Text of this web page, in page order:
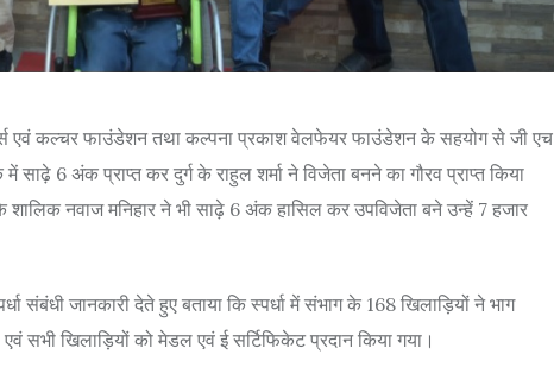
एवं कल्चर फाउंडेशन तथा कल्पना प्रकाश वेलफेयर फाउंडेशन के सहयोग से जी एच
साढ़े 6 अंक प्राप्त कर दुर्ग के राहुल शर्मा ने विजेता बनने का गौरव प्राप्त किया
शालिक नवाज मनिहार ने भी साढ़े 6 अंक हासिल कर उपविजेता बने उन्हें 7 हजार
संबंधी जानकारी देते हुए बताया कि स्पर्धा में संभाग के 168 खिलाड़ियों ने भाग
सभी खिलाड़ियों को मेडल एवं ई सर्टिफिकेट प्रदान किया गया।